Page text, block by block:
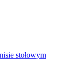
stołowym